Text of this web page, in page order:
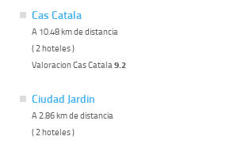
Cas Catala
A 10.48 km de distancia
( 2 hoteles )
Valoracion Cas Catala 9.2
Ciudad Jardin
A 2.86 km de distancia
( 2 hoteles )